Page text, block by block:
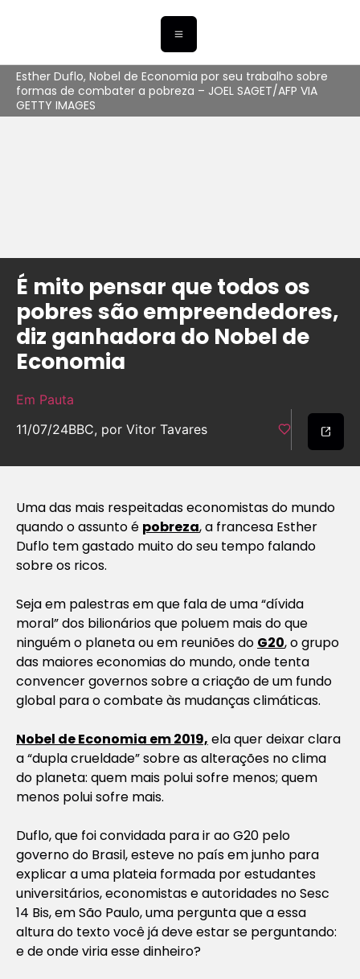
Esther Duflo, Nobel de Economia por seu trabalho sobre
formas de combater a pobreza – JOEL SAGET/AFP VIA
GETTY IMAGES
É mito pensar que todos os
pobres são empreendedores,
diz ganhadora do Nobel de
Economia
Em Pauta
11/07/24BBC, por Vitor Tavares
Uma das mais respeitadas economistas do mundo
quando o assunto é pobreza, a francesa Esther
Duflo tem gastado muito do seu tempo falando
sobre os ricos.
Seja em palestras em que fala de uma “dívida
moral” dos bilionários que poluem mais do que
ninguém o planeta ou em reuniões do G20, o grupo
das maiores economias do mundo, onde tenta
convencer governos sobre a criação de um fundo
global para o combate às mudanças climáticas.
Nobel de Economia em 2019, ela quer deixar clara
a “dupla crueldade” sobre as alterações no clima
do planeta: quem mais polui sofre menos; quem
menos polui sofre mais.
Duflo, que foi convidada para ir ao G20 pelo
governo do Brasil, esteve no país em junho para
explicar a uma plateia formada por estudantes
universitários, economistas e autoridades no Sesc
14 Bis, em São Paulo, uma pergunta que a essa
altura do texto você já deve estar se perguntando:
e de onde viria esse dinheiro?